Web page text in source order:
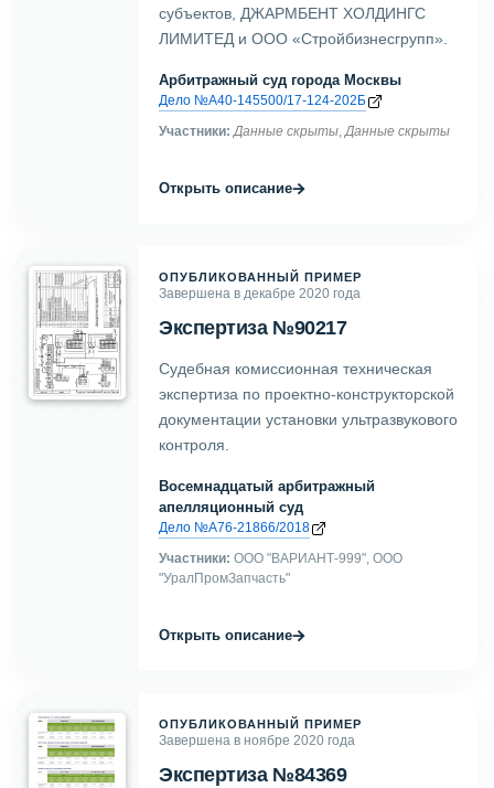
субъектов, ДЖАРМБЕНТ ХОЛДИНГС
ЛИМИТЕД и ООО «Стройбизнесгрупп».
Арбитражный суд города Москвы
Дело №А40-145500/17-124-202Б
Участники: Данные скрыты,Данные скрыты
Открыть описание→
ОПУБЛИКОВАННЫЙ ПРИМЕР
Завершена в декабре 2020 года
Экспертиза №90217
Судебная комиссионная техническая
экспертиза по проектно-конструкторской
документации установки ультразвукового
контроля.
Восемнадцатый арбитражный
апелляционный суд
Дело №А76-21866/2018
Участники: ООО "ВАРИАНТ-999", ООО
"УралПромЗапчасть"
Открыть описание→
ОПУБЛИКОВАННЫЙ ПРИМЕР
Завершена в ноябре 2020 года
Экспертиза №84369